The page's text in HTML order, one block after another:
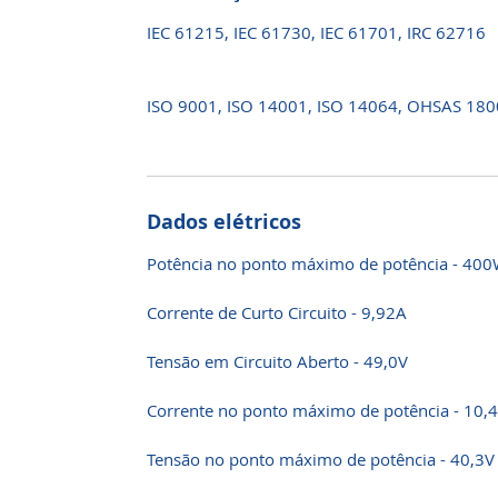
IEC 61215, IEC 61730, IEC 61701, IRC 62716
ISO 9001, ISO 14001, ISO 14064, OHSAS
Dados elétricos
Potência no ponto máximo de potência -
Corrente de Curto Circuito - 9,92A
Tensão em Circuito Aberto - 49,0V
Corrente no ponto máximo de potência -
Tensão no ponto máximo de potência - 40,3V